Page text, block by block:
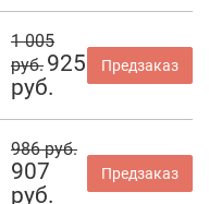
1 005
руб. 925
руб.
Предзаказ
986 руб.
907
руб.
Предзаказ